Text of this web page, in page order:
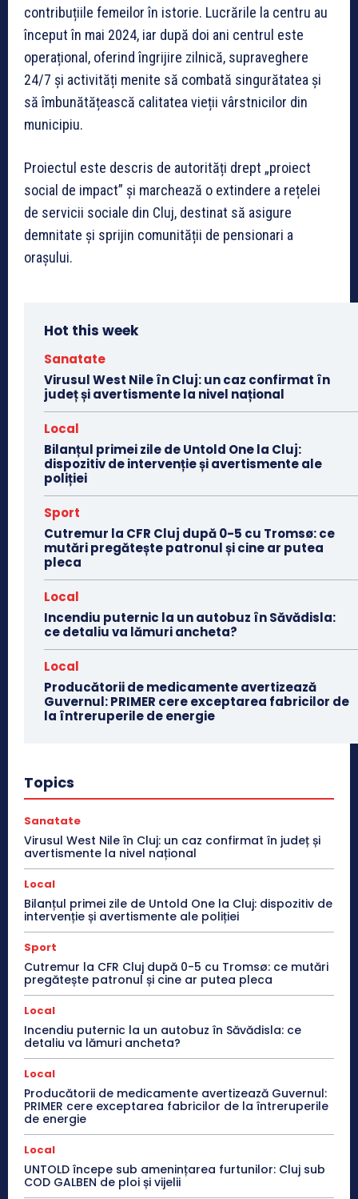
contribuțiile femeilor în istorie. Lucrările la centru au
început în mai 2024, iar după doi ani centrul este
operațional, oferind îngrijire zilnică, supraveghere
24/7 și activități menite să combată singurătatea și
să îmbunătățească calitatea vieții vârstnicilor din
municipiu.
Proiectul este descris de autorități drept „proiect
social de impact” și marchează o extindere a rețelei
de servicii sociale din Cluj, destinat să asigure
demnitate și sprijin comunității de pensionari a
orașului.
Hot this week
Sanatate
Virusul West Nile în Cluj: un caz confirmat în
județ și avertismente la nivel național
Local
Bilanțul primei zile de Untold One la Cluj:
dispozitiv de intervenție și avertismente ale
poliției
Sport
Cutremur la CFR Cluj după 0-5 cu Tromsø: ce
mutări pregătește patronul și cine ar putea
pleca
Local
Incendiu puternic la un autobuz în Săvădisla:
ce detaliu va lămuri ancheta?
Local
Producătorii de medicamente avertizează
Guvernul: PRIMER cere exceptarea fabricilor de
la întreruperile de energie
Topics
Sanatate
Virusul West Nile în Cluj: un caz confirmat în județ și
avertismente la nivel național
Local
Bilanțul primei zile de Untold One la Cluj: dispozitiv de
intervenție și avertismente ale poliției
Sport
Cutremur la CFR Cluj după 0-5 cu Tromsø: ce mutări
pregătește patronul și cine ar putea pleca
Local
Incendiu puternic la un autobuz în Săvădisla: ce
detaliu va lămuri ancheta?
Local
Producătorii de medicamente avertizează Guvernul:
PRIMER cere exceptarea fabricilor de la întreruperile
de energie
Local
UNTOLD începe sub amenințarea furtunilor: Cluj sub
COD GALBEN de ploi și vijelii